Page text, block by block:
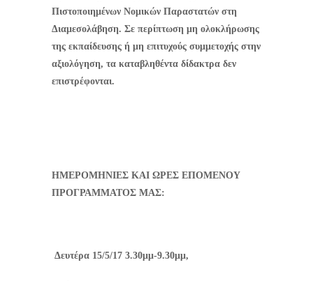
Πιστοποιημένων Νομικών Παραστατών στη
Διαμεσολάβηση. Σε περίπτωση μη ολοκλήρωσης
της εκπαίδευσης ή μη επιτυχούς συμμετοχής στην
αξιολόγηση, τα καταβληθέντα δίδακτρα δεν
επιστρέφονται.
ΗΜΕΡΟΜΗΝΙΕΣ ΚΑΙ ΩΡΕΣ ΕΠΟΜΕΝΟΥ
ΠΡΟΓΡΑΜΜΑΤΟΣ ΜΑΣ:
Δευτέρα 15/5/17 3.30μμ-9.30μμ,